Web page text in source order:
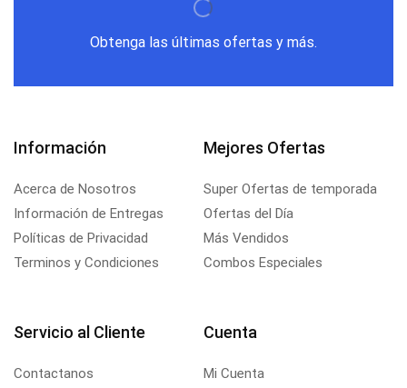
Obtenga las últimas ofertas y más.
Información
Acerca de Nosotros
Información de Entregas
Políticas de Privacidad
Terminos y Condiciones
Mejores Ofertas
Super Ofertas de temporada
Ofertas del Día
Más Vendidos
Combos Especiales
Servicio al Cliente
Contactanos
Cuenta
Mi Cuenta